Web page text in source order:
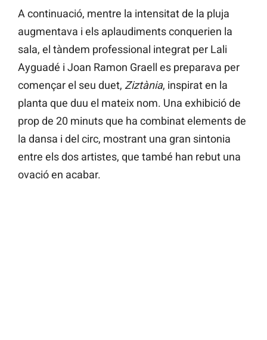
A continuació, mentre la intensitat de la pluja
augmentava i els aplaudiments conquerien la
sala, el tàndem professional integrat per Lali
Ayguadé i Joan Ramon Graell es preparava per
començar el seu duet, Ziztània, inspirat en la
planta que duu el mateix nom. Una exhibició de
prop de 20 minuts que ha combinat elements de
la dansa i del circ, mostrant una gran sintonia
entre els dos artistes, que també han rebut una
ovació en acabar.